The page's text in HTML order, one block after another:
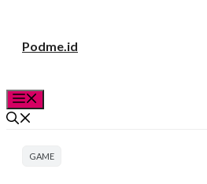
Podme.id
GAME